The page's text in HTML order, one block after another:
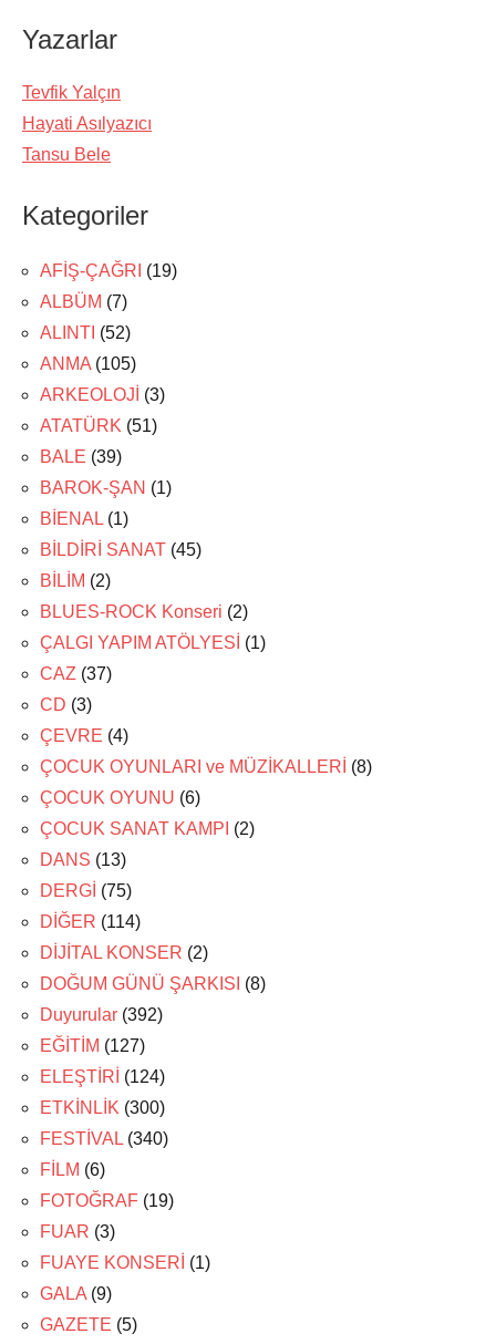
Yazarlar
Tevfik Yalçın
Hayati Asılyazıcı
Tansu Bele
Kategoriler
AFİŞ-ÇAĞRI (19)
ALBÜM (7)
ALINTI (52)
ANMA (105)
ARKEOLOJİ (3)
ATATÜRK (51)
BALE (39)
BAROK-ŞAN (1)
BİENAL (1)
BİLDİRİ SANAT (45)
BİLİM (2)
BLUES-ROCK Konseri (2)
ÇALGI YAPIM ATÖLYESİ (1)
CAZ (37)
CD (3)
ÇEVRE (4)
ÇOCUK OYUNLARI ve MÜZİKALLERİ (8)
ÇOCUK OYUNU (6)
ÇOCUK SANAT KAMPI (2)
DANS (13)
DERGİ (75)
DİĞER (114)
DİJİTAL KONSER (2)
DOĞUM GÜNÜ ŞARKISI (8)
Duyurular (392)
EĞİTİM (127)
ELEŞTİRİ (124)
ETKİNLİK (300)
FESTİVAL (340)
FİLM (6)
FOTOĞRAF (19)
FUAR (3)
FUAYE KONSERİ (1)
GALA (9)
GAZETE (5)